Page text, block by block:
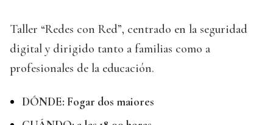
Taller “Redes con Red”, centrado en la seguridad
digital y dirigido tanto a familias como a
profesionales de la educación.
DÓNDE: Fogar dos maiores